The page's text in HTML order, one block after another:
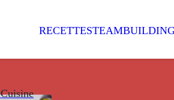
Cuisine
RECETTES